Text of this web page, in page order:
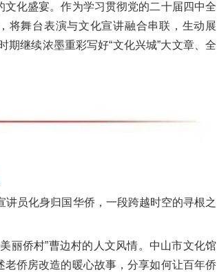
化盛宴。作为学习贯彻党的二十届四中全
将舞台表演与文化宣讲融合串联，生动展
期继续浓墨重彩写好“文化兴城”大文章、全
讲员化身归国华侨，一段跨越时空的寻根之
丽侨村”曹边村的人文风情。中山市文化馆
侨房改造的暖心故事，分享如何让百年侨